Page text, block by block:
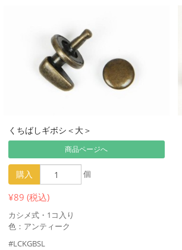
くちばしギボシ＜大＞
商品ページへ
購入 個
¥89 (税込)
カシメ式・1コ入り
色：アンティーク
#LCKGBSL